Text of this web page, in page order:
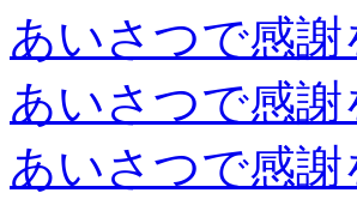
あいさつで感
あいさつで感
あいさつで感